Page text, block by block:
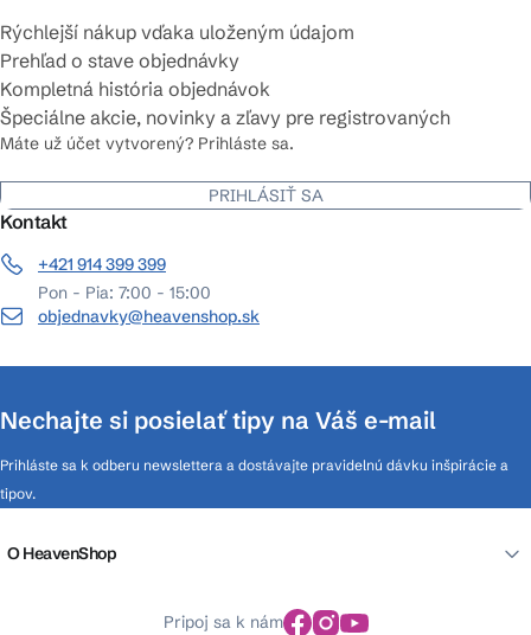
Rýchlejší nákup vďaka uloženým údajom
Prehľad o stave objednávky
Kompletná história objednávok
Špeciálne akcie, novinky a zľavy pre registrovaných
Máte už účet vytvorený? Prihláste sa.
PRIHLÁSIŤ SA
Kontakt
+421 914 399 399
Pon - Pia: 7:00 - 15:00
objednavky@heavenshop.sk
Nechajte si posielať tipy na Váš e-mail
Prihláste sa k odberu newslettera a dostávajte pravidelnú dávku inšpirácie a
tipov.
O HeavenShop
Pripoj sa k nám